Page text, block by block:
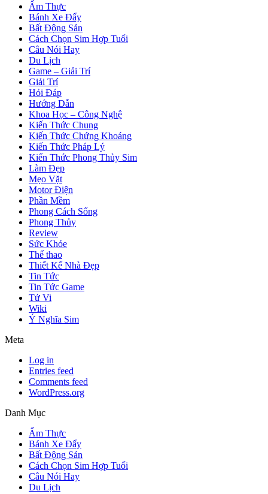
Ẩm Thực
Bánh Xe Đẩy
Bất Động Sản
Cách Chọn Sim Hợp Tuổi
Câu Nói Hay
Du Lịch
Game – Giải Trí
Giải Trí
Hỏi Đáp
Hướng Dẫn
Khoa Học – Công Nghệ
Kiến Thức Chung
Kiến Thức Chứng Khoáng
Kiến Thức Pháp Lý
Kiến Thức Phong Thủy Sim
Làm Đẹp
Mẹo Vặt
Motor Điện
Phần Mềm
Phong Cách Sống
Phong Thủy
Review
Sức Khỏe
Thể thao
Thiết Kế Nhà Đẹp
Tin Tức
Tin Tức Game
Tử Vi
Wiki
Ý Nghĩa Sim
Meta
Log in
Entries feed
Comments feed
WordPress.org
Danh Mục
Ẩm Thực
Bánh Xe Đẩy
Bất Động Sản
Cách Chọn Sim Hợp Tuổi
Câu Nói Hay
Du Lịch